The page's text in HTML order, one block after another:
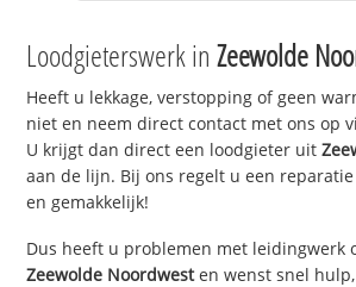
Loodgieterswerk inZeewolde
Heeft u lekkage, verstopping of geen
niet en neem direct contact met ons op
U krijgt dan direct een loodgieter uit
aan de lijn. Bij ons regelt u een
en gemakkelijk!
Dus heeft u problemen met leidingwerk
Zeewolde Noordwesten wenst snel